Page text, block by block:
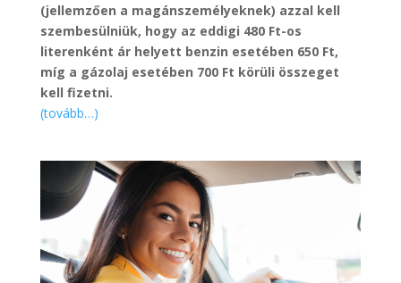
(jellemzően a magánszemélyeknek) azzal kell
szembesülniük, hogy az eddigi 480 Ft-os
literenként ár helyett benzin esetében 650 Ft,
míg a gázolaj esetében 700 Ft körüli összeget
kell fizetni.
(tovább…)